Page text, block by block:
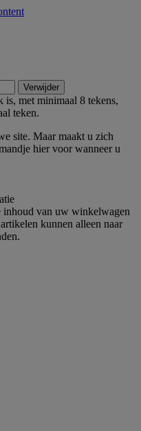
Verwijder
met minimaal 8 tekens,
teken.
site. Maar maakt u zich
hier voor wanneer u
inhoud van uw winkelwagen
kunnen alleen naar